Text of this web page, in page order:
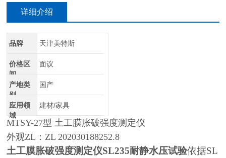
详细介绍
品牌 天津美特斯
价格区
间
面议
产地类
别
国产
应用领
域
建材/家具
MTSY-27型 土工膜胀破强度测定仪
外观ZL：ZL 202030188252.8
土工膜胀破强度测定仪SL235耐静水压试验依据SL